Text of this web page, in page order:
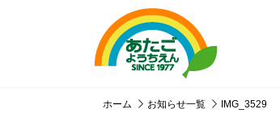
ホーム お知らせ一覧 IMG_3529